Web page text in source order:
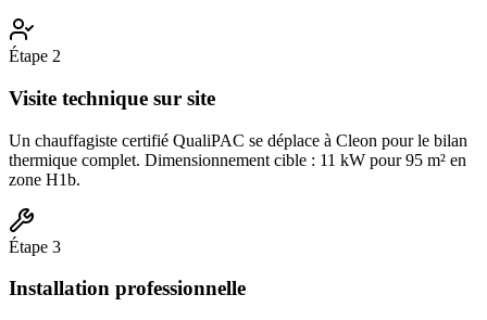
Étape 2
Visite technique sur site
Un chauffagiste certifié QualiPAC se déplace à Cleon pour le bilan
thermique complet. Dimensionnement cible : 11 kW pour 95 m² en
zone H1b.
Étape 3
Installation professionnelle